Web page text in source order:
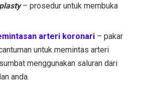
– prosedur untuk membuka
arteri koronari – pakar
untuk memintas arteri
menggunakan saluran dari
anda.